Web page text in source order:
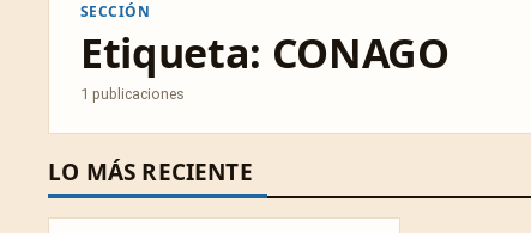
SECCIÓN
Etiqueta: CONAGO
1 publicaciones
LO MÁS RECIENTE